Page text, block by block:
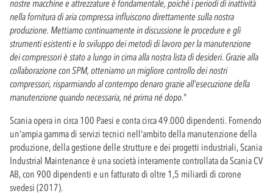
nostre macchine e attrezzature è fondamentale, poiché i periodi di inattività
nella fornitura di aria compressa influiscono direttamente sulla nostra
produzione. Mettiamo continuamente in discussione le procedure e gli
strumenti esistenti e lo sviluppo dei metodi di lavoro per la manutenzione
dei compressori è stato a lungo in cima alla nostra lista di desideri. Grazie alla
collaborazione con SPM, otteniamo un migliore controllo dei nostri
compressori, risparmiando al contempo denaro grazie all'esecuzione della
manutenzione quando necessaria, né prima né dopo."
Scania opera in circa 100 Paesi e conta circa 49.000 dipendenti. Fornendo
un'ampia gamma di servizi tecnici nell'ambito della manutenzione della
produzione, della gestione delle strutture e dei progetti industriali, Scania
Industrial Maintenance è una società interamente controllata da Scania CV
AB, con 900 dipendenti e un fatturato di oltre 1,5 miliardi di corone
svedesi (2017).